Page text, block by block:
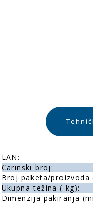
EAN:
Carinski broj:
Broj paketa/proizvoda
Ukupna težina ( kg):
Dimenzija pakiranja